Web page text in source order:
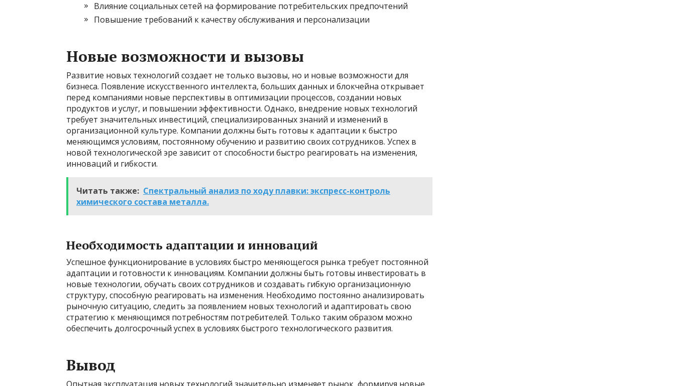
Влияние социальных сетей на формирование потребительских предпочтений
Повышение требований к качеству обслуживания и персонализации
Новые возможности и вызовы
Развитие новых технологий создает не только вызовы, но и новые возможности для
бизнеса. Появление искусственного интеллекта, больших данных и блокчейна открывает
перед компаниями новые перспективы в оптимизации процессов, создании новых
продуктов и услуг, и повышении эффективности. Однако, внедрение новых технологий
требует значительных инвестиций, специализированных знаний и изменений в
организационной культуре. Компании должны быть готовы к адаптации к быстро
меняющимся условиям, постоянному обучению и развитию своих сотрудников. Успех в
новой технологической эре зависит от способности быстро реагировать на изменения,
инноваций и гибкости.
Читать также: Спектральный анализ по ходу плавки: экспресс-контроль
химического состава металла.
Необходимость адаптации и инноваций
Успешное функционирование в условиях быстро меняющегося рынка требует постоянной
адаптации и готовности к инновациям. Компании должны быть готовы инвестировать в
новые технологии, обучать своих сотрудников и создавать гибкую организационную
структуру, способную реагировать на изменения. Необходимо постоянно анализировать
рыночную ситуацию, следить за появлением новых технологий и адаптировать свою
стратегию к меняющимся потребностям потребителей. Только таким образом можно
обеспечить долгосрочный успех в условиях быстрого технологического развития.
Вывод